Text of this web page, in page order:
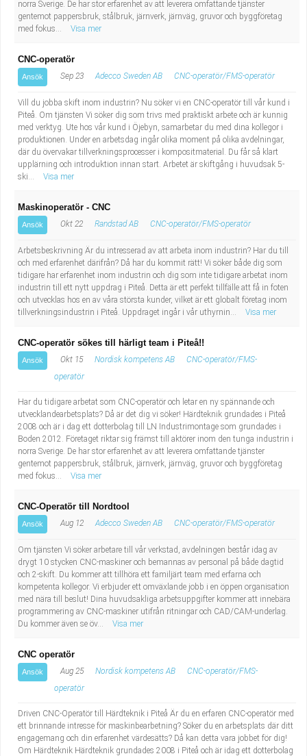
norra Sverige. De har stor erfarenhet av att leverera omfattande tjänster
gentemot pappersbruk, stålbruk, järnverk, järnväg, gruvor och byggföretag
med fokus...
Visa mer
CNC-operatör
Ansök Sep 23 Adecco Sweden AB CNC-operatör/FMS-operatör
Vill du jobba skift inom industrin? Nu söker vi en CNC-operatör till vår kund i
Piteå. Om tjänsten Vi söker dig som trivs med praktiskt arbete och är kunnig
med verktyg. Ute hos vår kund i Öjebyn, samarbetar du med dina kollegor i
produktionen. Under en arbetsdag ingår olika moment på olika avdelningar,
där du övervakar tillverkningsprocesser i kompositmaterial. Du får så klart
upplärning och introduktion innan start. Arbetet är skiftgång i huvudsak 5-
ski...
Visa mer
Maskinoperatör - CNC
Ansök Okt 22 Randstad AB CNC-operatör/FMS-operatör
Arbetsbeskrivning Är du intresserad av att arbeta inom industrin? Har du till
och med erfarenhet därifrån? Då har du kommit rätt! Vi söker både dig som
tidigare har erfarenhet inom industrin och dig som inte tidigare arbetat inom
industrin till ett nytt uppdrag i Piteå. Detta är ett perfekt tillfälle att få in foten
och utvecklas hos en av våra största kunder, vilket är ett globalt företag inom
tillverkningsindustrin i Piteå. Uppdraget ingår i vår uthyrnin...
Visa mer
CNC-operatör sökes till härligt team i Piteå!!
Ansök Okt 15 Nordisk kompetens AB
CNC-operatör/FMS-
operatör
Har du tidigare arbetat som CNC-operatör och letar en ny spännande och
utvecklandearbetsplats? Då är det dig vi söker! Härdteknik grundades i Piteå
2008 och är i dag ett dotterbolag till LN Industrimontage som grundades i
Boden 2012. Företaget riktar sig främst till aktörer inom den tunga industrin i
norra Sverige. De har stor erfarenhet av att leverera omfattande tjänster
gentemot pappersbruk, stålbruk, järnverk, järnväg, gruvor och byggföretag
med fokus...
Visa mer
CNC-Operatör till Nordtool
Ansök Aug 12 Adecco Sweden AB CNC-operatör/FMS-operatör
Om tjänsten Vi söker arbetare till vår verkstad, avdelningen består idag av
drygt 10 stycken CNC-maskiner och bemannas av personal på både dagtid
och 2-skift. Du kommer att tillhöra ett familjärt team med erfarna och
kompetenta kollegor. Vi erbjuder ett omväxlande jobb i en öppen organisation
med nära till beslut! Dina huvudsakliga arbetsuppgifter kommer att innebära
programmering av CNC-maskiner utifrån ritningar och CAD/CAM-underlag.
Du kommer även se öv...
Visa mer
CNC operatör
Ansök Aug 25 Nordisk kompetens AB
CNC-operatör/FMS-
operatör
Driven CNC-Operatör till Härdteknik i Piteå Är du en erfaren CNC-operatör med
ett brinnande intresse för maskinbearbetning? Söker du en arbetsplats där ditt
engagemang och din erfarenhet värdesätts? Då kan detta vara jobbet för dig!
Om Härdteknik Härdteknik grundades 2008 i Piteå och är idag ett dotterbolag